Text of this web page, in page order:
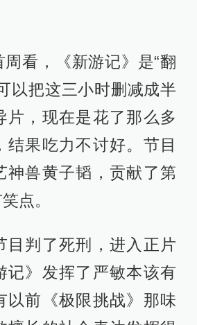
看，《新游记》是“翻
以把这三小时删减成半
片，现在是花了那么多
结果吃力不讨好。节目
神兽黄子韬，贡献了第
点。
目判了死刑，进入正片
记》发挥了严敏本该有
以前《极限挑战》那味